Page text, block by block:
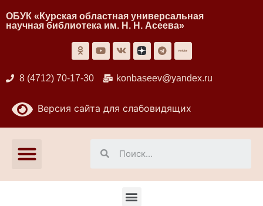
ОБУК «Курская областная универсальная
научная библиотека им. Н. Н. Асеева»
8 (4712) 70-17-30 konbaseev@yandex.ru
Версия сайта для слабовидящих